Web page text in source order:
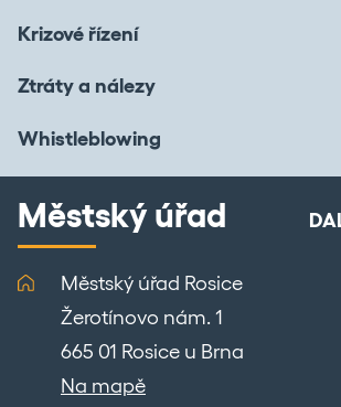
Krizové řízení
Ztráty a nálezy
Whistleblowing
Městský úřad
Městský úřad Rosice
Žerotínovo nám. 1
665 01 Rosice u Brna
Na mapě